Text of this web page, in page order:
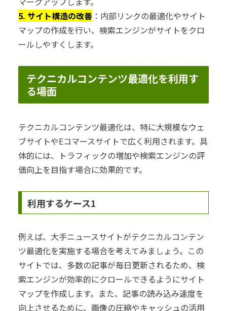
5. サイト構造の改善 ：内部リンクの最適化やサイト
マップの作成を行い、検索エンジンがサイトをクロ
ールしやすくします。
テクニカルコンテンツ最適化を利用す
る場面
テクニカルコンテンツ最適化は、特に大規模なウェ
ブサイトやEコマースサイトで広く利用されます。具
体的には、トラフィックの増加や検索エンジンの評
価向上を目指す場合に効果的です。
利用するケース1
例えば、大手ニュースサイトがテクニカルコンテン
ツ最適化を実施する場合を考えてみましょう。この
サイトでは、多数の記事が毎日更新されるため、検
索エンジンが効率的にクロールできるようにサイト
マップを作成します。また、記事の読み込み速度を
向上させるために、画像の圧縮やキャッシュの活用